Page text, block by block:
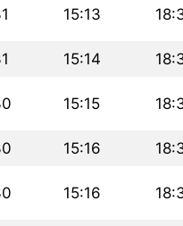
15:13
15:14
15:15
15:16
15:16